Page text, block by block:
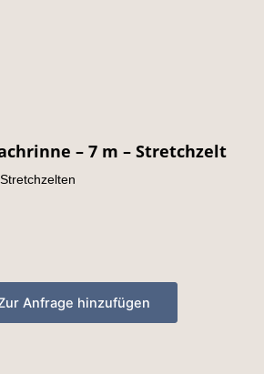
– 7 m – Stretchzelt
Anfrage hinzufügen